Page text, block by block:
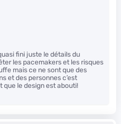
fini juste le détails du
les pacemakers et les risques
mais ce ne sont que des
et des personnes c’est
que le design est abouti!